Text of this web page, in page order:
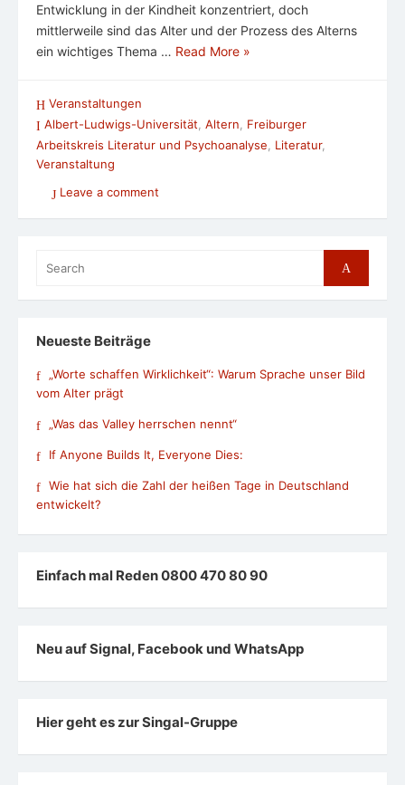
Entwicklung in der Kindheit konzentriert, doch
mittlerweile sind das Alter und der Prozess des Alterns
ein wichtiges Thema … Read More »
Veranstaltungen
Albert-Ludwigs-Universität Altern
Freiburger
Arbeitskreis Literatur und Psychoanalyse, Literatur,
Veranstaltung
Leave a comment
for:
Search
Neueste Beiträge
„Worte schaffen Wirklichkeit“: Warum Sprache unser Bild
vom Alter prägt
„Was das Valley herrschen nennt“
If Anyone Builds It, Everyone Dies:
Wie hat sich die Zahl der heißen Tage in Deutschland
entwickelt?
Einfach mal Reden 0800 470 80 90
Neu auf Signal, Facebook und WhatsApp
Hier geht es zur Singal-Gruppe